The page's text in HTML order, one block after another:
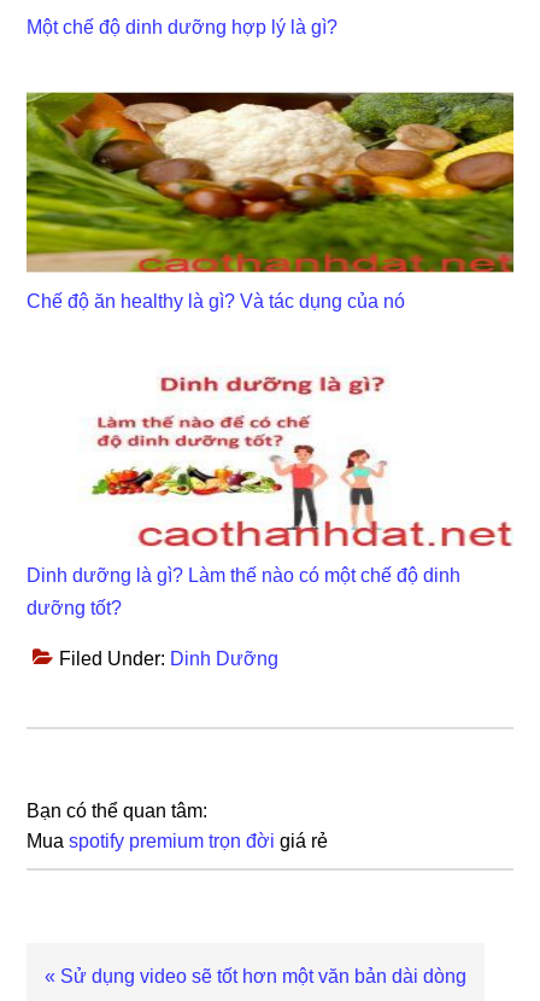
Một chế độ dinh dưỡng hợp lý là gì?
Chế độ ăn healthy là gì? Và tác dụng của nó
Dinh dưỡng là gì? Làm thế nào có một chế độ dinh
dưỡng tốt?
Filed Under: Dinh Dưỡng
Bạn có thể quan tâm:
Muaspotify premium trọn đời giá rẻ
Previous
« Sử dụng video sẽ tốt hơn một văn bản dài dòng